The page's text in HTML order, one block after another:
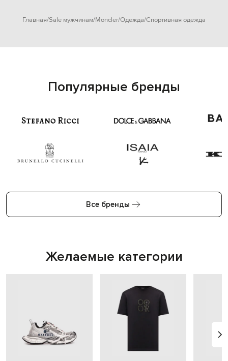
Главная Sale мужчинам Moncler Одежда Спортивная одежда
Популярные бренды
Все бренды
Желаемые категории